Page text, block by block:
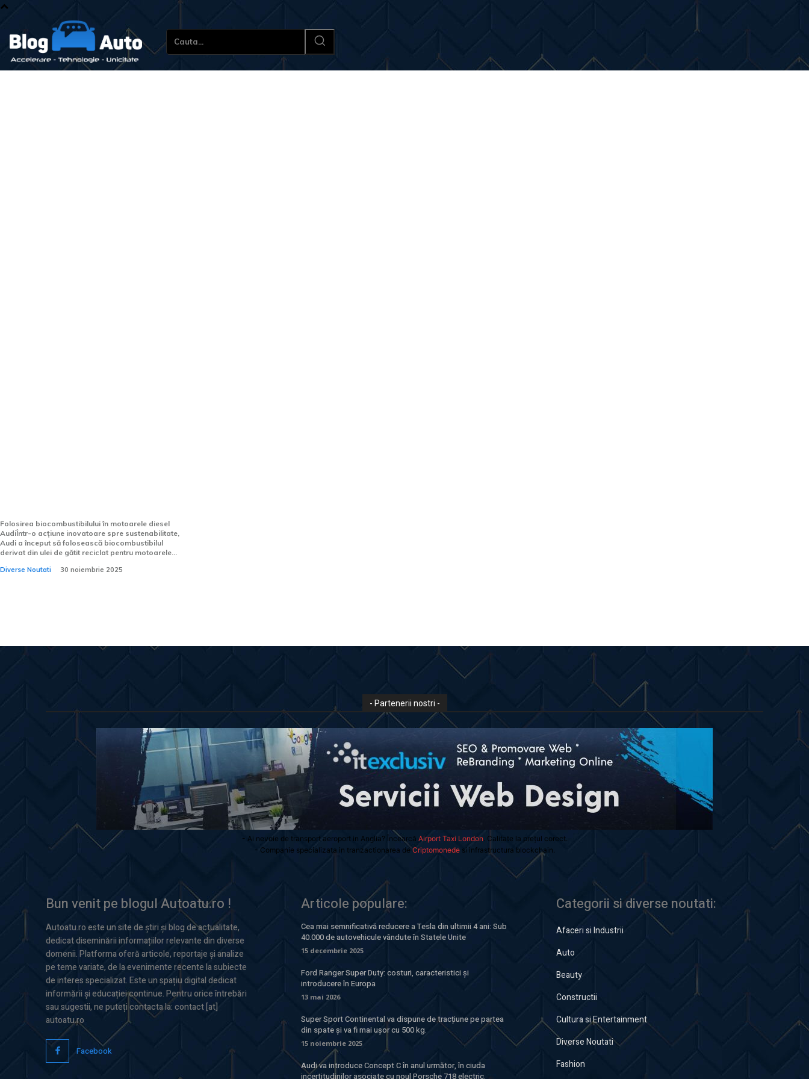
Cauta...
Folosirea biocombustibilului în motoarele diesel
AudiÎntr-o acțiune inovatoare spre sustenabilitate,
Audi a început să folosească biocombustibilul
derivat din ulei de gătit reciclat pentru motoarele...
Diverse Noutati 30 noiembrie 2025
- Partenerii nostri -
- Ai nevoie de transport aeroport in Anglia? Încearcă Airport Taxi London. Calitate la prețul corect.
- Companie specializata in tranzactionarea deCriptomonedesi infrastructura blockchain.
Bun venit pe blogul Autoatu.ro !
Autoatu.ro este un site de știri și blog de actualitate,
dedicat diseminării informațiilor relevante din diverse
domenii. Platforma oferă articole, reportaje și analize
pe teme variate, de la evenimente recente la subiecte
de interes specializat. Este un spațiu digital dedicat
informării și educației continue. Pentru orice întrebări
sau sugestii, ne puteți contacta la: contact [at]
autoatu.ro
Facebook
Articole populare:
Cea mai semnificativă reducere a Tesla din ultimii 4 ani: Sub
40.000 de autovehicule vândute în Statele Unite
15 decembrie 2025
Ford Ranger Super Duty: costuri, caracteristici și
introducere în Europa
13 mai 2026
Super Sport Continental va dispune de tracțiune pe partea
din spate și va fi mai ușor cu 500 kg.
15 noiembrie 2025
Audi va introduce Concept C în anul următor, în ciuda
incertitudinilor asociate cu noul Porsche 718 electric.
Categorii si diverse noutati:
Afaceri si Industrii
Auto
Beauty
Constructii
Cultura si Entertainment
Diverse Noutati
Fashion